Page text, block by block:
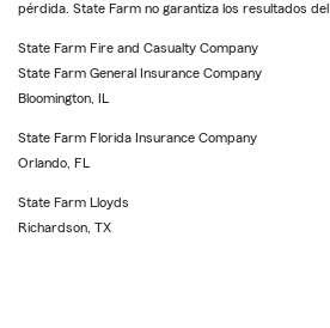
pérdida. State Farm no garantiza los resultados
State Farm Fire and Casualty Company
State Farm General Insurance Company
Bloomington, IL
State Farm Florida Insurance Company
Orlando, FL
State Farm Lloyds
Richardson, TX